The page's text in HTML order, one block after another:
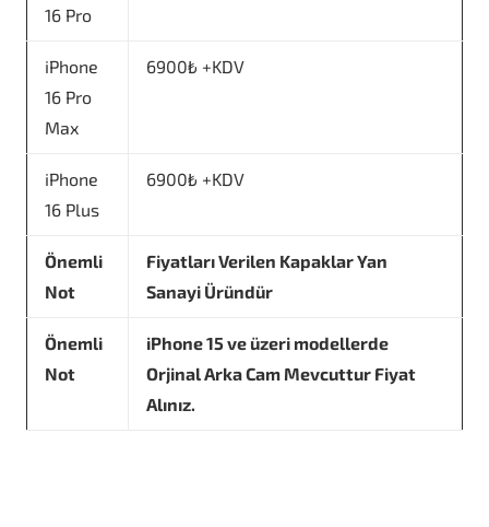
16 Pro
iPhone
16 Pro
Max
6900₺ +KDV
iPhone
16 Plus
6900₺ +KDV
Önemli
Not
Fiyatları Verilen Kapaklar Yan
Sanayi Üründür
Önemli
Not
iPhone 15 ve üzeri modellerde
Orjinal Arka Cam Mevcuttur Fiyat
Alınız.